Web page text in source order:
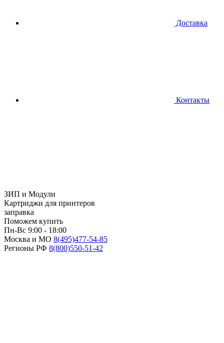
Доставка
Контакты
ЗИП и Модули
Картриджи для принтеров
заправка
Поможем купить
Пн-Вс 9:00 - 18:00
Москва и МО 8(495)477-54-85
Регионы РФ 8(800)550-51-42